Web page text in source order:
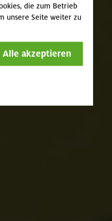
die zum Betrieb
unsere Seite weiter zu
Alle akzeptieren